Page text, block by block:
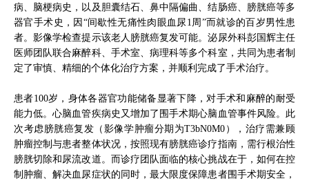
病、脑梗病史，以及胆囊结石、鼻中隔偏曲、结肠癌、膀胱癌等多
器官手术史，因“间歇性无痛性肉眼血尿1周”而就诊的百岁男性患
者。影像学检查提示该老人膀胱癌复发可能。泌尿外科彭国辉主任
医师团队联合麻醉科、手术室、病理科等多个科室，共同为患者制
定了审慎、精细的个体化治疗方案，并顺利完成了手术治疗。
患者100岁，身体各器官功能储备显著下降，对手术和麻醉的耐受
能力低。心脑血管疾病史又增加了围手术期心脑血管事件风险。此
次考虑膀胱癌复发（影像学肿瘤分期为T3bN0M0），治疗需兼顾
肿瘤控制与患者整体状况，按照现有膀胱癌诊疗指南，需行根治性
膀胱切除和尿流改道。而诊疗团队面临的核心挑战在于，如何在控
制肿瘤、解决血尿症状的同时，最大限度保障患者围手术期安全，